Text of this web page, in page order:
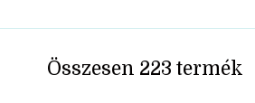
Összesen 223 termék